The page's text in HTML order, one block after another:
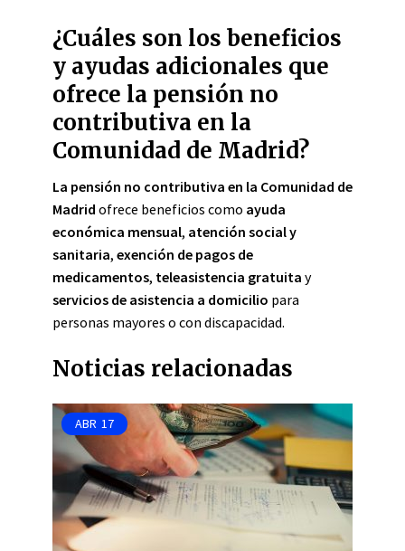
¿Cuáles son los beneficios
y ayudas adicionales que
ofrece la pensión no
contributiva en la
Comunidad de Madrid?
La pensión no contributiva en la Comunidad de
Madrid ofrece beneficios como ayuda
económica mensual, atención social y
sanitaria, exención de pagos de
medicamentos, teleasistencia gratuita y
servicios de asistencia a domicilio para
personas mayores o con discapacidad.
Noticias relacionadas
ABR 17